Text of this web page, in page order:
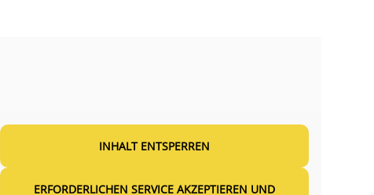
INHALT ENTSPERREN
ERFORDERLICHEN SERVICE AKZEPTIEREN UND